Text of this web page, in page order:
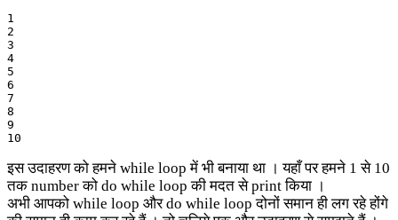
1
2
3
4
5
6
7
8
9
10
इस उदाहरण को हमने while loop में भी बनाया था । यहाँ पर हमने 1 से 10
तक number को do while loop की मदत से print किया ।
अभी आपको while loop और do while loop दोनों समान ही लग रहे होंगे